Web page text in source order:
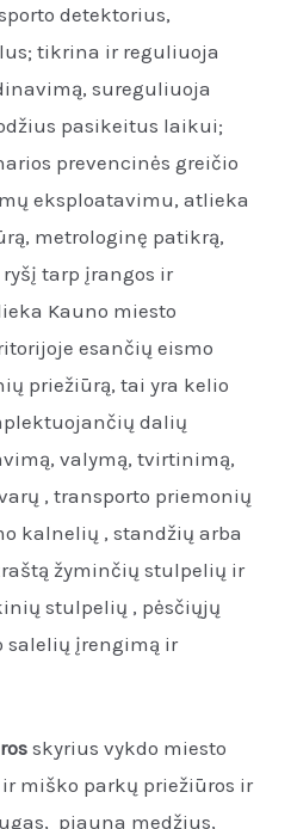
detektorius,
tikrina ir reguliuoja
sureguliuoja
pasikeitus laikui;
prevencinės greičio
eksploatavimu, atlieka
metrologinę patikrą,
tarp įrangos ir
Kauno miesto
esančių eismo
priežiūrą, tai yra kelio
dalių
valymą, tvirtinimą,
, transporto priemonių
kalnelių , standžių arba
žyminčių stulpelių ir
stulpelių , pėsčiųjų
salelių įrengimą ir
skyrius vykdo miesto
miško parkų priežiūros ir
pjauna medžius,